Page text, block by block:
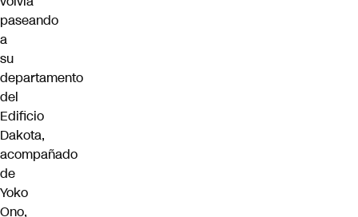
paseando
a
su
departamento
del
Edificio
Dakota,
acompañado
de
Yoko
Ono,